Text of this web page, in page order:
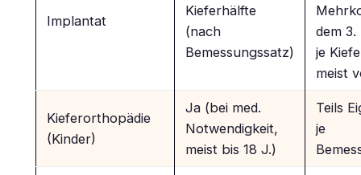
Implantat
Kieferhälfte
(nach
Bemessungssatz)
dem
je
meist
Kieferorthopädie
(Kinder)
Ja (bei med.
Notwendigkeit,
meist bis 18 J.)
Teils
je